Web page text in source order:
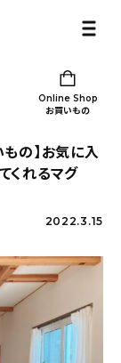
Online Shop
お買いもの
もの】お気に入
くれるマグ
2022.3.15